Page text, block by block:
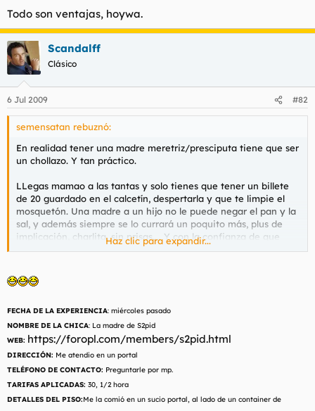
Todo son ventajas, hoywa.
Scandalff
Clásico
6 Jul 2009 #82
semensatan rebuznó:
En realidad tener una madre meretriz/presciputa tiene que ser
un chollazo. Y tan práctico.
LLegas mamao a las tantas y solo tienes que tener un billete
de 20 guardado en el calcetín, despertarla y que te limpie el
mosquetón. Una madre a un hijo no le puede negar el pan y la
sal, y además siempre se lo currará un poquito más, plus de
implicación, charlita, sin prisas.... Y con la confianza de que
tomará tus donkey punches sin rechistar y la seguridad de que
blanco antes de acostarte.
Haz clic para expandir...
FECHA DE LA EXPERIENCIA: miércoles pasado
NOMBRE DE LA CHICA: La madre de S2pid
WEB: https://foropl.com/members/s2pid.html
DIRECCIÓN: Me atendio en un portal
TELÉFONO DE CONTACTO: Preguntarle por mp.
TARIFAS APLICADAS: 30, 1/2 hora
DETALLES DEL PISO:Me la comió en un sucio portal, al lado de un container de